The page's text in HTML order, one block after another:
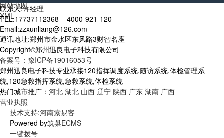
网站地图
XML
联系人:许经理
TEL:17737112368 4000-921-120
Email:zzxunliang@126.com
通讯地址:郑州市金水区东风路3财智名座
Copyright©郑州迅良电子科技有限公司
备案号：豫ICP备19016053号
郑州迅良电子科技专业承接120指挥调度系统,随访系统,体检管理系
统,120急救指挥系统,急救系统,体检系统
热门城市推广： 河北 湖北 山西 辽宁 陕西 广东 湖南 广西
营业执照
技术支持:河南索易客
Powered by筑巢ECMS
一键拨号